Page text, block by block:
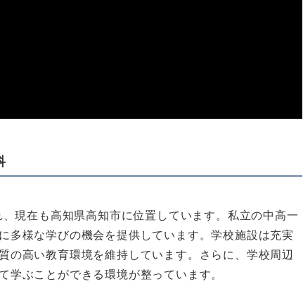
現在も高知県高知市に位置しています。私立の中高一
多様な学びの機会を提供しています。学校施設は充実
の高い教育環境を維持しています。さらに、学校周辺
ぶことができる環境が整っています。